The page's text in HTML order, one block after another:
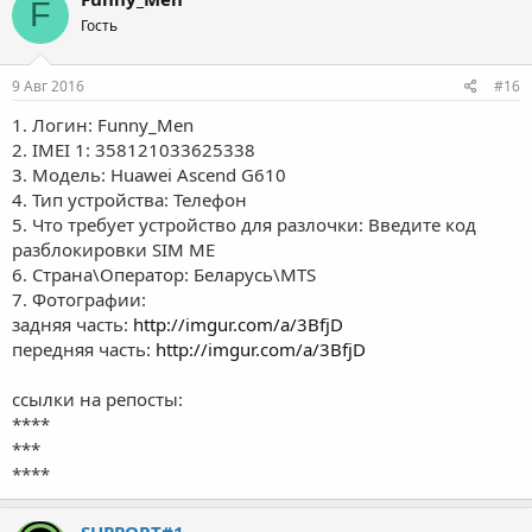
F Гость
9 Авг 2016 #16
1. Логин: Funny_Men
2. IMEI 1: 358121033625338
3. Модель: Huawei Ascend G610
4. Тип устройства: Телефон
5. Что требует устройство для разлочки: Введите код
разблокировки SIM ME
6. Страна\Оператор: Беларусь\MTS
7. Фотографии:
задняя часть: http://imgur.com/a/3BfjD
передняя часть: http://imgur.com/a/3BfjD
ссылки на репосты:
****
***
****